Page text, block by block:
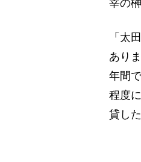
宰の
「太
あり
年間
程度
貸し